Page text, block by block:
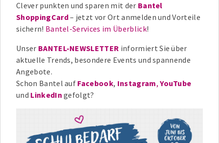
Clever punkten und sparen mit der Bantel
ShoppingCard– jetzt vor Ort anmelden und Vorteile
sichern! Bantel-Services im Überblick!
Unser BANTEL-NEWSLETTER informiert Sie über
aktuelle Trends, besondere Events und spannende
Angebote.
Schon Bantel auf Facebook, Instagram,YouTube
und LinkedIn gefolgt?